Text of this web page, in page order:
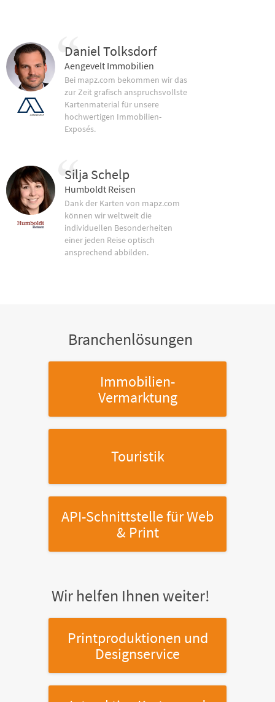
Daniel Tolksdorf
Aengevelt Immobilien
Bei mapz.com bekommen wir das
zur Zeit grafisch anspruchsvollste
Kartenmaterial für unsere
hochwertigen Immobilien-
Exposés.
Silja Schelp
Humboldt Reisen
Dank der Karten von mapz.com
können wir weltweit die
individuellen Besonderheiten
einer jeden Reise optisch
ansprechend abbilden.
Branchenlösungen
Immobilien-
Vermarktung
Touristik
API-Schnittstellefür Web
& Print
Wir helfen Ihnen weiter!
Printproduktionen und
Designservice